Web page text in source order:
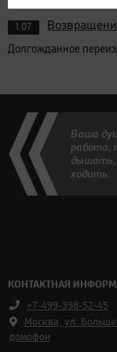
1.07
Долгожданное
Ваша
работа,
дышать,
ходить.
КОНТАКТНАЯ
+7-499-398-52-45
Москва, ул.
домофон